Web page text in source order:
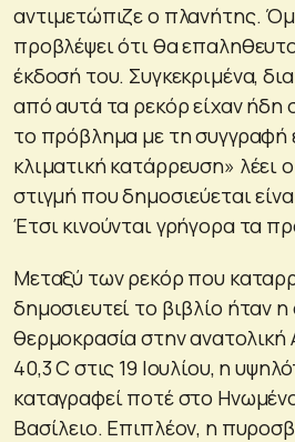
αντιμετώπιζε ο πλανήτης.
προβλέψει ότι θα
έκδοσή του. Συγκεκριμένα,
από αυτά τα ρεκόρ είχαν ήδη
το πρόβλημα με τη συγγραφή
κλιματική κατάρρευση» λέει
στιγμή που δημοσιεύεται
Έτσι κινούνται γρήγορα τα
Μεταξύ των ρεκόρ που
δημοσιευτεί το βιβλίο ήταν
θερμοκρασία στην ανατολική
40,3 C στις 19 Ιουλίου, η
καταγραφεί ποτέ στο
Βασίλειο. Επιπλέον, η